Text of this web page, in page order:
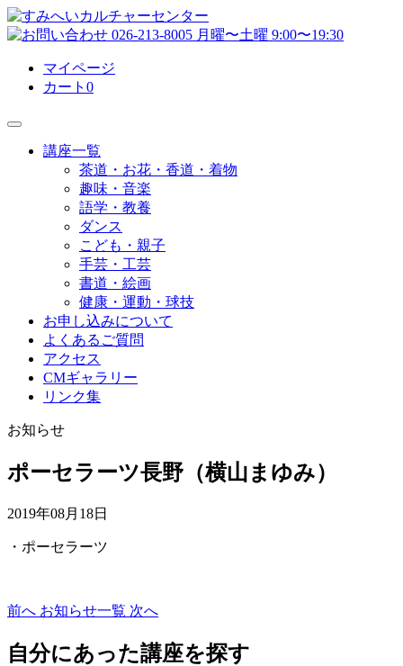
マイページ
カート 0
講座一覧
茶道・お花・香道・着物
趣味・音楽
語学・教養
ダンス
こども・親子
手芸・工芸
書道・絵画
健康・運動・球技
お申し込みについて
よくあるご質問
アクセス
CMギャラリー
リンク集
お知らせ
ポーセラーツ長野（横山まゆみ）
2019年08月18日
・ポーセラーツ
前へ お知らせ一覧 次へ
自分にあった講座を探す